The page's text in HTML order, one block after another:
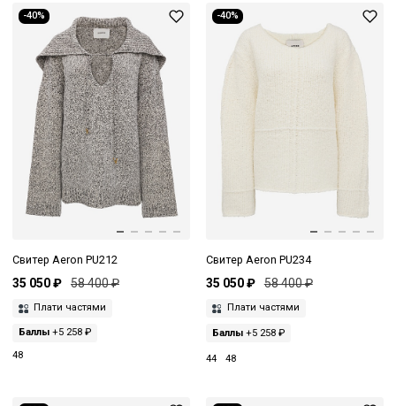
-40%
Свитер Aeron PU212
35 050 ₽ 58 400 ₽
Плати частями
Баллы +5 258 ₽
48
-40%
Свитер Aeron PU234
35 050 ₽ 58 400 ₽
Плати частями
Баллы+5 258 ₽
44 48